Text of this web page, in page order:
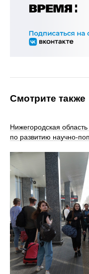
Смотрите также
Нижегородская
по развитию научно-